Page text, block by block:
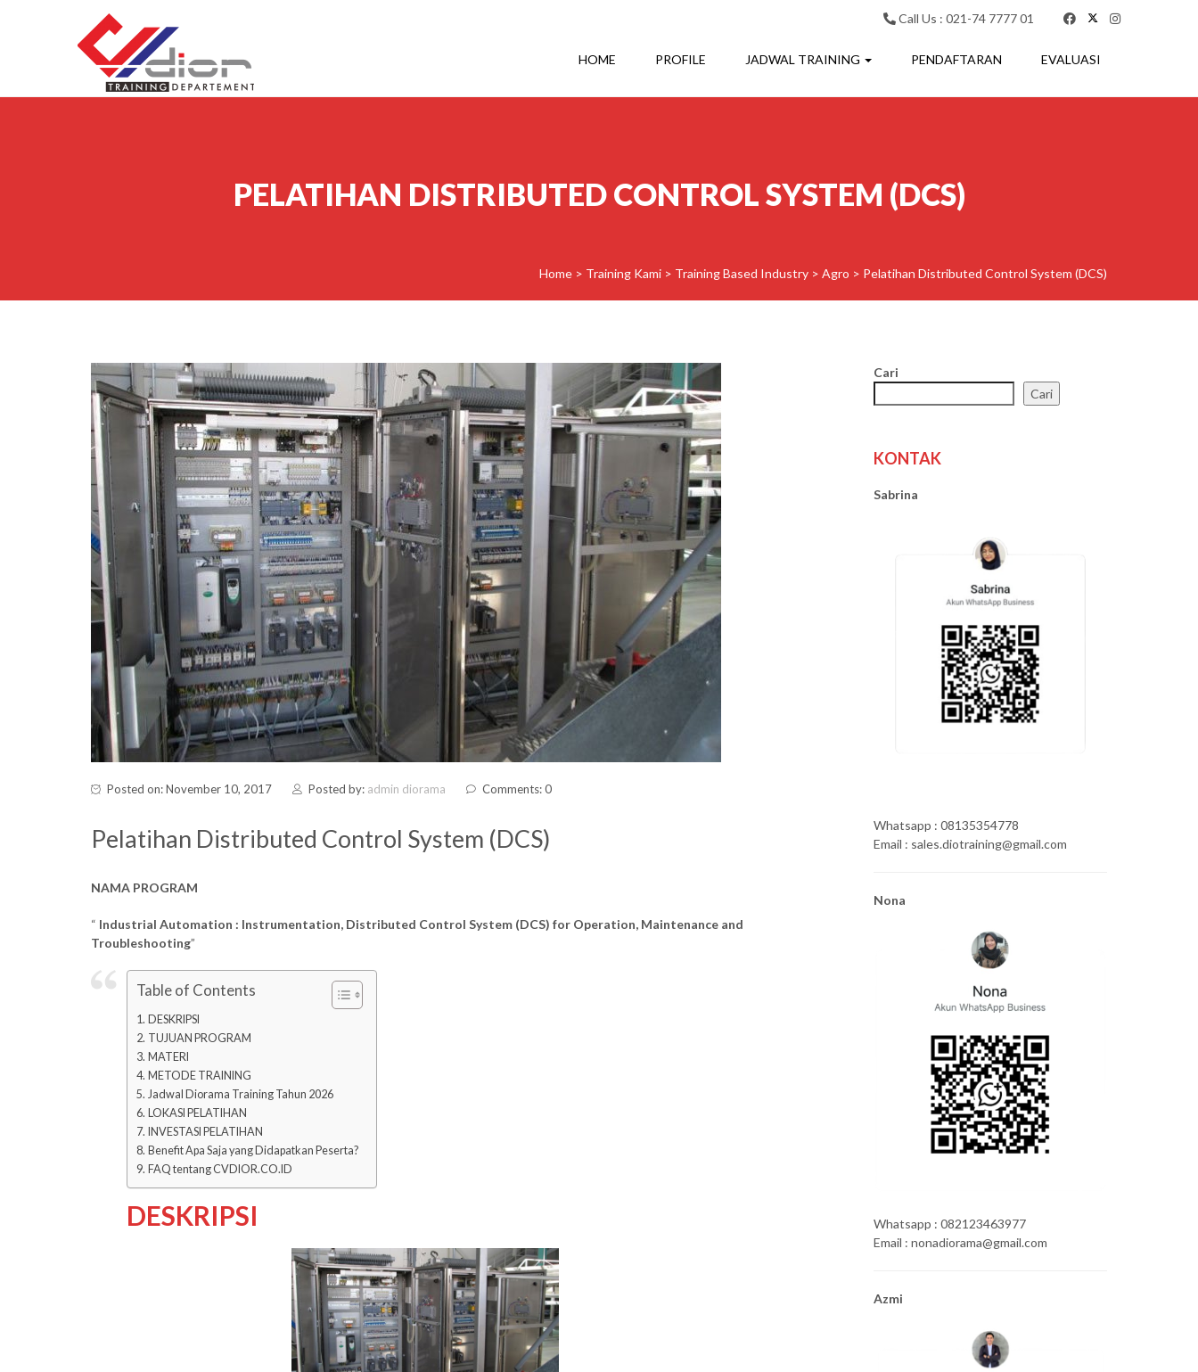
Call Us : 021-74 7777 01
HOME PROFILE JADWAL TRAINING PENDAFTARAN EVALUASI
PELATIHAN DISTRIBUTED CONTROL SYSTEM (DCS)
Home > Training Kami > Training Based Industry > Agro > Pelatihan Distributed Control System (DCS)
Posted on: November 10, 2017 Posted by: admin diorama Comments: 0
Pelatihan Distributed Control System (DCS)
NAMA PROGRAM
“ Industrial Automation : Instrumentation, Distributed Control System (DCS) for Operation, Maintenance and
Troubleshooting”
Table of Contents
DESKRIPSI
TUJUAN PROGRAM
MATERI
METODE TRAINING
Jadwal Diorama Training Tahun 2026
LOKASI PELATIHAN
INVESTASI PELATIHAN
Benefit Apa Saja yang Didapatkan Peserta?
FAQ tentang CVDIOR.CO.ID
DESKRIPSI
Cari
Cari
KONTAK
Sabrina
Whatsapp : 08135354778
Email : sales.diotraining@gmail.com
Nona
Whatsapp : 082123463977
Email : nonadiorama@gmail.com
Azmi